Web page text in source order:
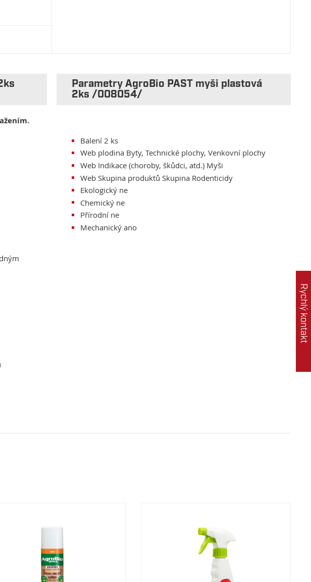
Parametry AgroBio PAST myši plastová
2ks /008054/
Balení 2 ks
Web plodina Byty, Technické plochy, Venkovní plochy
Web Indikace (choroby, škůdci, atd.) Myši
Web Skupina produktů Skupina Rodenticidy
Ekologický ne
Chemický ne
Přírodní ne
Mechanický ano
Rychlý kontakt